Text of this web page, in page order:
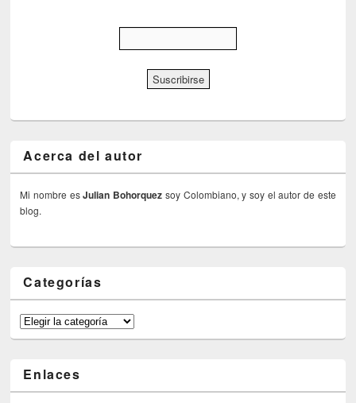
Acerca del autor
Mi nombre esJulian Bohorquez soy Colombiano, y soy el autor de este
blog.
Categorías
Categorías
Enlaces